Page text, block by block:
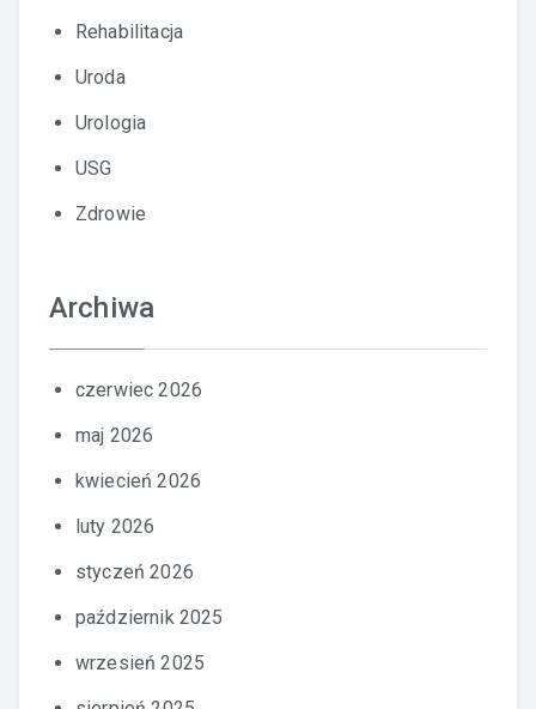
Rehabilitacja
Uroda
Urologia
USG
Zdrowie
Archiwa
czerwiec 2026
maj 2026
kwiecień 2026
luty 2026
styczeń 2026
październik 2025
wrzesień 2025